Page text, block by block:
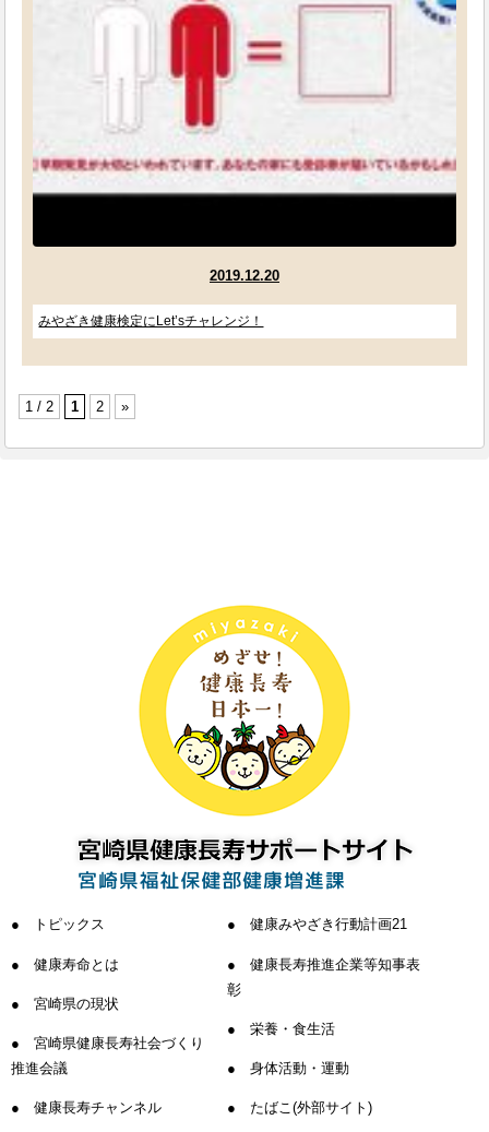
2019.12.20
みやざき健康検定にLet’sチャレンジ！
1 / 2 1 2 »
トピックス
健康寿命とは
宮崎県の現状
宮崎県健康長寿社会づくり
推進会議
健康長寿チャンネル
健康みやざき行動計画21
健康長寿推進企業等知事表
彰
栄養・食生活
身体活動・運動
たばこ(外部サイト)